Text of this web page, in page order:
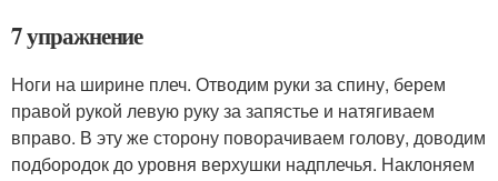
7 упражнение
Ноги на ширине плеч. Отводим руки за спину, берем
правой рукой левую руку за запястье и натягиваем
вправо. В эту же сторону поворачиваем голову, доводим
подбородок до уровня верхушки надплечья. Наклоняем